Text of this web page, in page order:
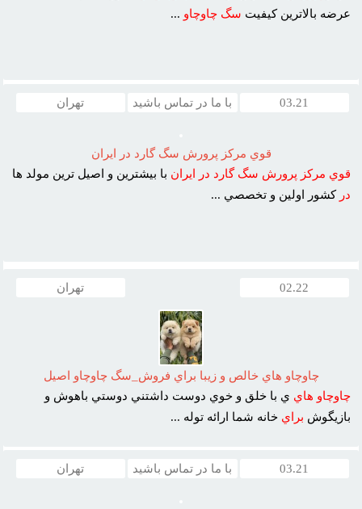
عرضه بالاترين کيفيت سگ چاوچاو ...
03.21 با ما در تماس باشید تهران
قوي مرکز پرورش سگ گارد در ايران
قوي مرکز پرورش سگ گارد در ايران با بيشترين و اصيل ترين مولد ها
در کشور اولين و تخصصي ...
02.22 تهران
چاوچاو هاي خالص و زيبا براي فروش_سگ چاوچاو اصيل
چاوچاو هاي ي با خلق و خوي دوست داشتني دوستي باهوش و
بازيگوش براي خانه شما ارائه توله ...
03.21 با ما در تماس باشید تهران